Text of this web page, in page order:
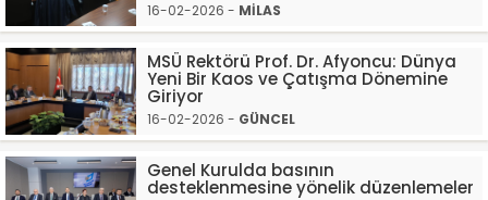
16-02-2026 - MİLAS
MSÜ Rektörü Prof. Dr. Afyoncu: Dünya
Yeni Bir Kaos ve Çatışma Dönemine
Giriyor
16-02-2026 - GÜNCEL
Genel Kurulda basının
desteklenmesine yönelik düzenlemeler